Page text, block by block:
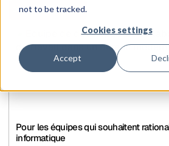
not to be tracked.
Cookies settings
Accept
Démarrer gratuitement
Pour les équipes qui souhaitent
informatique